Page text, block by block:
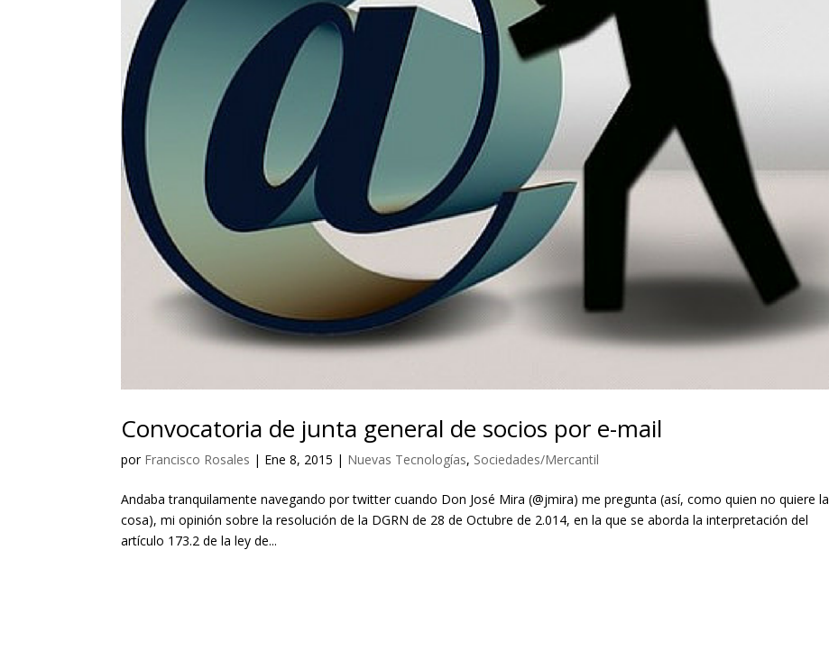
Convocatoria de junta general de socios por e-mail
por Francisco Rosales | Ene 8, 2015 | Nuevas Tecnologías, Sociedades/Mercantil
Andaba tranquilamente navegando por twitter cuando Don José Mira (@jmira) me pregunta (así, como quien no quiere la
cosa), mi opinión sobre la resolución de la DGRN de 28 de Octubre de 2.014, en la que se aborda la interpretación del
artículo 173.2 de la ley de...